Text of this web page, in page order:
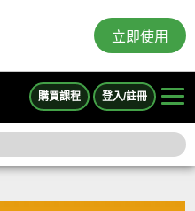
立即使用
購買課程 登入/註冊